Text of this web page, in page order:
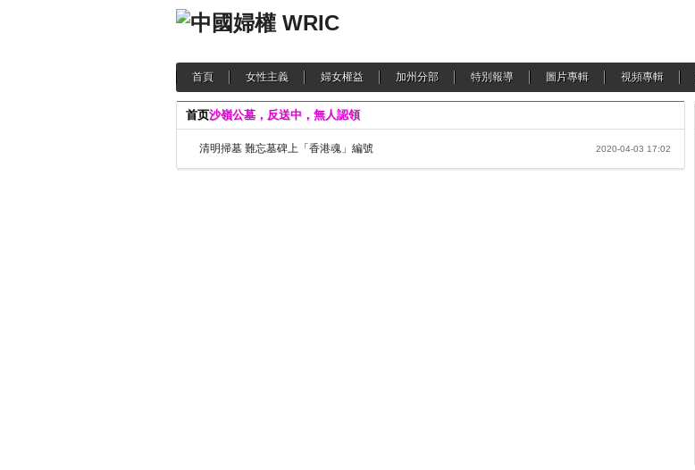
首頁 女性主義 婦女權益 加州分部 特別報導 圖片專輯 視頻專輯
首页沙嶺公墓，反送中，無人認領
清明掃墓 難忘墓碑上「香港魂」編號 2020-04-03 17:02